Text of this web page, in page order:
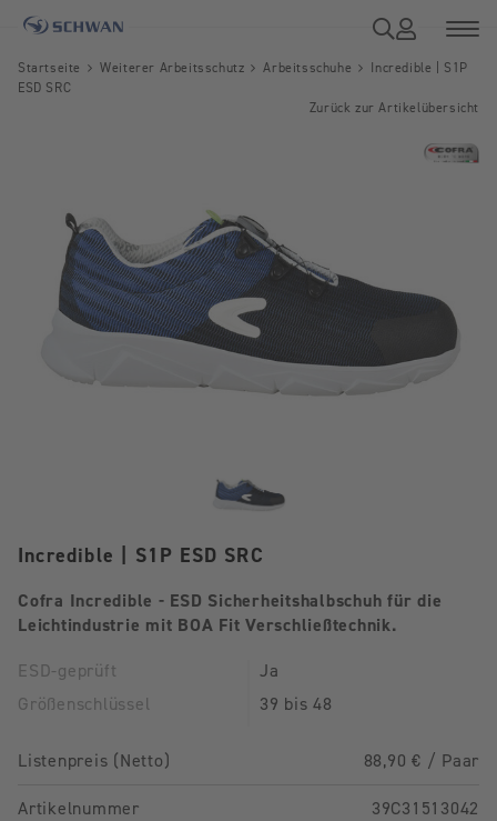
Startseite Weiterer Arbeitsschutz Arbeitsschuhe
Incredible | S1P
ESD SRC
Zurück zur Artikelübersicht
Incredible | S1P ESD SRC
Cofra Incredible - ESD Sicherheitshalbschuh für die
Leichtindustrie mit BOA Fit Verschließtechnik.
ESD-geprüft
Ja
Größenschlüssel
39 bis 48
Listenpreis (Netto) 88,90 € / Paar
Artikelnummer 39C31513042